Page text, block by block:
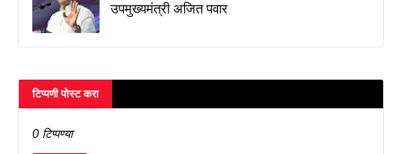
उपमुख्यमंत्री अजित पवार
टिप्पणी पोस्ट करा
0 टिप्पण्या